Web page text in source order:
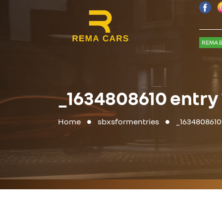
REMA
_1634808610 entry
Home sbxsformentries